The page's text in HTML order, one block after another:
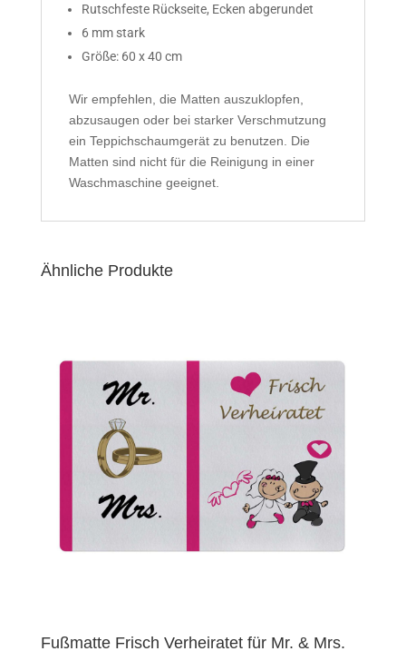
Rutschfeste Rückseite, Ecken abgerundet
6 mm stark
Größe: 60 x 40 cm
Wir empfehlen, die Matten auszuklopfen,
abzusaugen oder bei starker Verschmutzung
ein Teppichschaumgerät zu benutzen. Die
Matten sind nicht für die Reinigung in einer
Waschmaschine geeignet.
Ähnliche Produkte
Fußmatte Frisch Verheiratet für Mr. & Mrs.